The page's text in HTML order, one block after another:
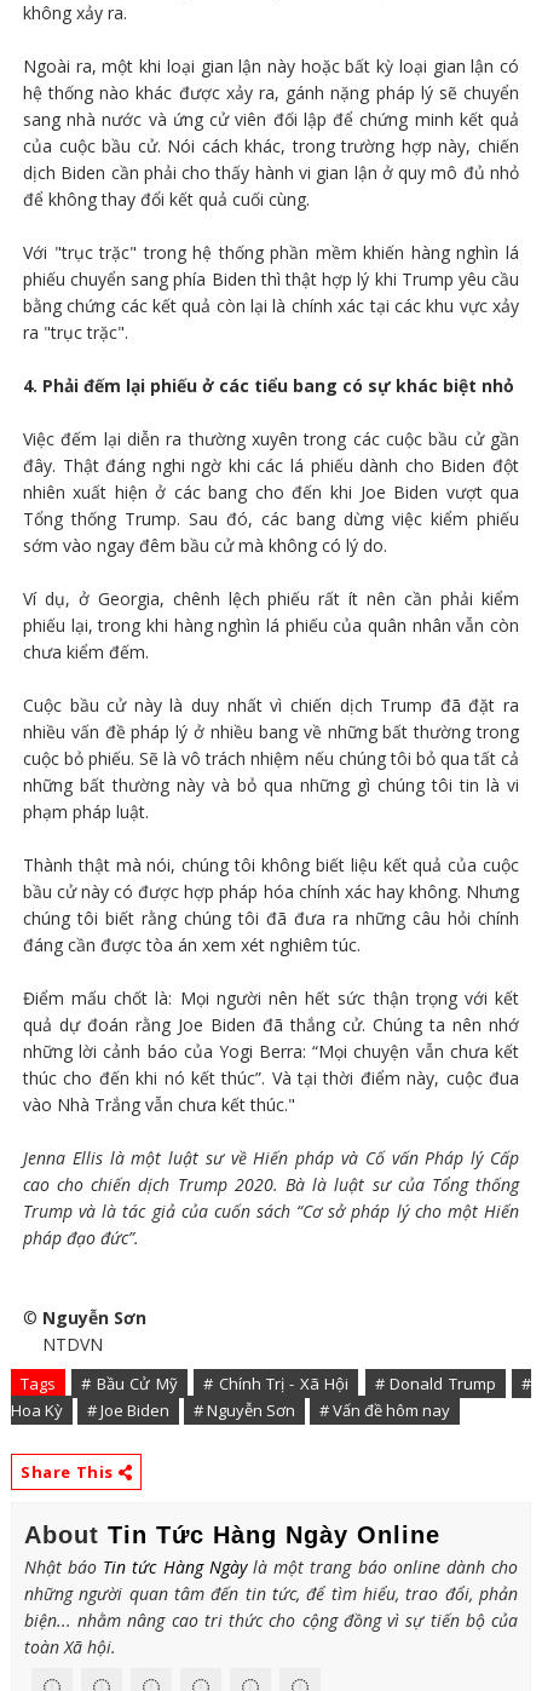
không xảy ra.
Ngoài ra, một khi loại gian lận này hoặc bất kỳ loại gian lận có
hệ thống nào khác được xảy ra, gánh nặng pháp lý sẽ chuyển
sang nhà nước và ứng cử viên đối lập để chứng minh kết quả
của cuộc bầu cử. Nói cách khác, trong trường hợp này, chiến
dịch Biden cần phải cho thấy hành vi gian lận ở quy mô đủ nhỏ
để không thay đổi kết quả cuối cùng.
Với "trục trặc" trong hệ thống phần mềm khiến hàng nghìn lá
phiếu chuyển sang phía Biden thì thật hợp lý khi Trump yêu cầu
bằng chứng các kết quả còn lại là chính xác tại các khu vực xảy
ra "trục trặc".
4. Phải đếm lại phiếu ở các tiểu bang có sự khác biệt nhỏ
Việc đếm lại diễn ra thường xuyên trong các cuộc bầu cử gần
đây. Thật đáng nghi ngờ khi các lá phiếu dành cho Biden đột
nhiên xuất hiện ở các bang cho đến khi Joe Biden vượt qua
Tổng thống Trump. Sau đó, các bang dừng việc kiểm phiếu
sớm vào ngay đêm bầu cử mà không có lý do.
Ví dụ, ở Georgia, chênh lệch phiếu rất ít nên cần phải kiểm
phiếu lại, trong khi hàng nghìn lá phiếu của quân nhân vẫn còn
chưa kiểm đếm.
Cuộc bầu cử này là duy nhất vì chiến dịch Trump đã đặt ra
nhiều vấn đề pháp lý ở nhiều bang về những bất thường trong
cuộc bỏ phiếu. Sẽ là vô trách nhiệm nếu chúng tôi bỏ qua tất cả
những bất thường này và bỏ qua những gì chúng tôi tin là vi
phạm pháp luật.
Thành thật mà nói, chúng tôi không biết liệu kết quả của cuộc
bầu cử này có được hợp pháp hóa chính xác hay không. Nhưng
chúng tôi biết rằng chúng tôi đã đưa ra những câu hỏi chính
đáng cần được tòa án xem xét nghiêm túc.
Điểm mấu chốt là: Mọi người nên hết sức thận trọng với kết
quả dự đoán rằng Joe Biden đã thắng cử. Chúng ta nên nhớ
những lời cảnh báo của Yogi Berra: “Mọi chuyện vẫn chưa kết
thúc cho đến khi nó kết thúc”. Và tại thời điểm này, cuộc đua
vào Nhà Trắng vẫn chưa kết thúc."
Jenna Ellis là một luật sư về Hiến pháp và Cố vấn Pháp lý Cấp
cao cho chiến dịch Trump 2020. Bà là luật sư của Tổng thống
Trump và là tác giả của cuốn sách “Cơ sở pháp lý cho một Hiến
pháp đạo đức”.
© Nguyễn Sơn
NTDVN
Tags # Bầu Cử Mỹ # Chính Trị - Xã Hội # Donald Trump
#
Hoa Kỳ
# Joe Biden # Nguyễn Sơn # Vấn đề hôm nay
Share This
About Tin Tức Hàng Ngày Online
Nhật báo Tin tức Hàng Ngàylà một trang báo online dành cho
những người quan tâm đến tin tức, để tìm hiểu, trao đổi, phản
biện... nhằm nâng cao tri thức cho cộng đồng vì sự tiến bộ của
toàn Xã hội.